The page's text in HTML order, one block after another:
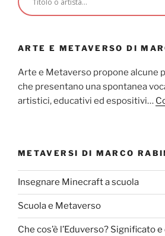
ARTE E METAVERSO DI
Arte e Metaverso propone alcune
che presentano una spontanea
artistici, educativi ed espositivi…
METAVERSI DI MARCO
Insegnare Minecraft a scuola
Scuola e Metaverso
Che cos’è l’Eduverso? Significato